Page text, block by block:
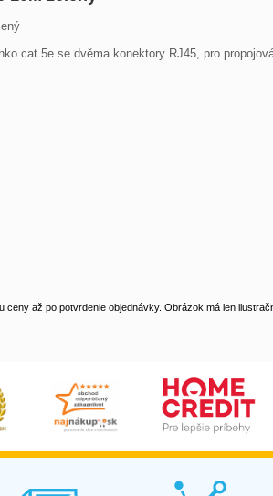
cat.5e se dvěma konektory RJ45, pro
ceny až po potvrdenie objednávky. Obrázok má len